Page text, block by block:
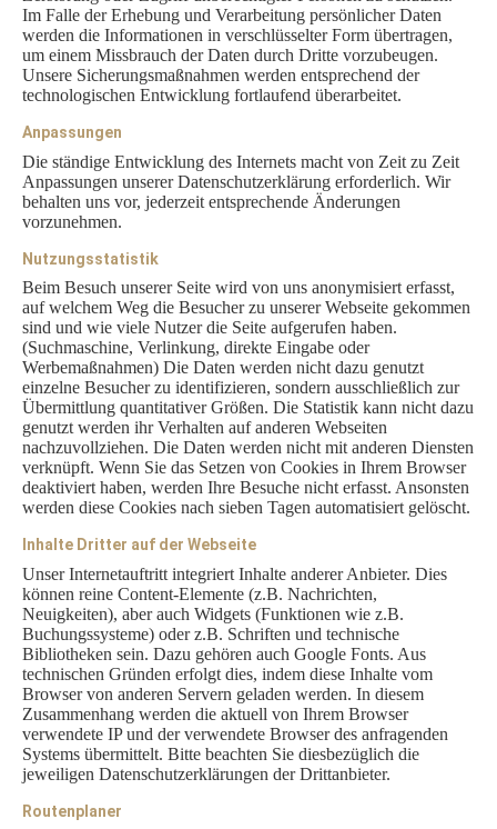
Im Falle der Erhebung und Verarbeitung persönlicher Daten
werden die Informationen in verschlüsselter Form übertragen,
um einem Missbrauch der Daten durch Dritte vorzubeugen.
Unsere Sicherungsmaßnahmen werden entsprechend der
technologischen Entwicklung fortlaufend überarbeitet.
Anpassungen
Die ständige Entwicklung des Internets macht von Zeit zu Zeit
Anpassungen unserer Datenschutzerklärung erforderlich. Wir
behalten uns vor, jederzeit entsprechende Änderungen
vorzunehmen.
Nutzungsstatistik
Beim Besuch unserer Seite wird von uns anonymisiert erfasst,
auf welchem Weg die Besucher zu unserer Webseite gekommen
sind und wie viele Nutzer die Seite aufgerufen haben.
(Suchmaschine, Verlinkung, direkte Eingabe oder
Werbemaßnahmen) Die Daten werden nicht dazu genutzt
einzelne Besucher zu identifizieren, sondern ausschließlich zur
Übermittlung quantitativer Größen. Die Statistik kann nicht dazu
genutzt werden ihr Verhalten auf anderen Webseiten
nachzuvollziehen. Die Daten werden nicht mit anderen Diensten
verknüpft. Wenn Sie das Setzen von Cookies in Ihrem Browser
deaktiviert haben, werden Ihre Besuche nicht erfasst. Ansonsten
werden diese Cookies nach sieben Tagen automatisiert gelöscht.
Inhalte Dritter auf der Webseite
Unser Internetauftritt integriert Inhalte anderer Anbieter. Dies
können reine Content-Elemente (z.B. Nachrichten,
Neuigkeiten), aber auch Widgets (Funktionen wie z.B.
Buchungssysteme) oder z.B. Schriften und technische
Bibliotheken sein. Dazu gehören auch Google Fonts. Aus
technischen Gründen erfolgt dies, indem diese Inhalte vom
Browser von anderen Servern geladen werden. In diesem
Zusammenhang werden die aktuell von Ihrem Browser
verwendete IP und der verwendete Browser des anfragenden
Systems übermittelt. Bitte beachten Sie diesbezüglich die
jeweiligen Datenschutzerklärungen der Drittanbieter.
Routenplaner